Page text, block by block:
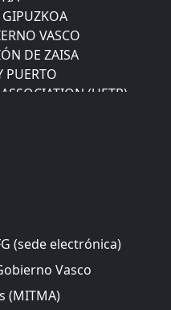
VASCO
DE ZAISA
PUERTO
(UETR)
DE TRANSPORTES)
DE GIPUZKOA
(sede electrónica)
Vasco
(MITMA)